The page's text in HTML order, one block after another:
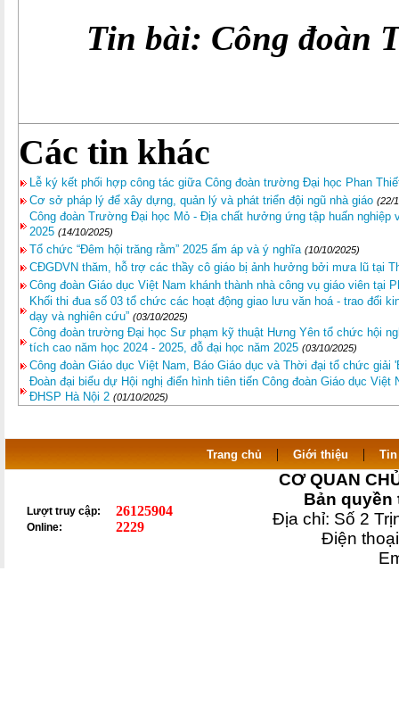
Tin bài: Công đoàn
Các tin khác
Lễ ký kết phối hợp công tác giữa Công đoàn trường Đại học Phan
Cơ sở pháp lý để xây dựng, quản lý và phát triển đội ngũ nhà giáo (22/
Công đoàn Trường Đại học Mỏ - Địa chất hưởng ứng tập huấn
2025 (14/10/2025)
Tổ chức “Đêm hội trăng rằm” 2025 ấm áp và ý nghĩa (10/10/2025)
CĐGDVN thăm, hỗ trợ các thầy cô giáo bị ảnh hưởng bởi mưa lũ tại
Công đoàn Giáo dục Việt Nam khánh thành nhà công vụ giáo viên tại
Khối thi đua số 03 tổ chức các hoạt động giao lưu văn hoá - trao đổi
dạy và nghiên cứu” (03/10/2025)
Công đoàn trường Đại học Sư phạm kỹ thuật Hưng Yên tổ chức hội
tích cao năm học 2024 - 2025, đỗ đại học năm 2025 (03/10/2025)
Công đoàn Giáo dục Việt Nam, Báo Giáo dục và Thời đại tổ chức giải
Đoàn đại biểu dự Hội nghị điển hình tiên tiến Công đoàn Giáo dục
ĐHSP Hà Nội 2 (01/10/2025)
Trang chủ |Giới thiệu |
Lượt truy cập: 26125904
Online: 2229
CƠ QUAN
Bản quyền
Địa chỉ: Số 2
Điện